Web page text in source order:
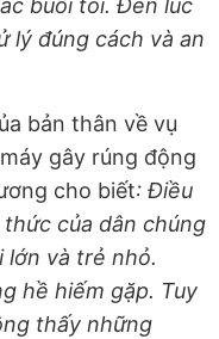
buổi tối. Đến lúc
lý đúng cách và an
bản thân về vụ
gây rúng động
cho biết: Điều
của dân chúng
lớn và trẻ nhỏ.
hề hiếm gặp. Tuy
thấy những